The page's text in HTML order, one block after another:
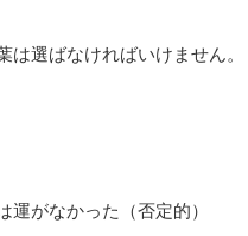
選ばなければいけません。
がなかった（否定的）